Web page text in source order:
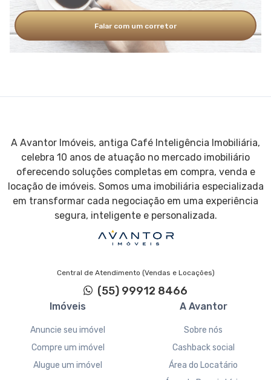
Falar com um corretor
A Avantor Imóveis, antiga Café Inteligência Imobiliária,
celebra 10 anos de atuação no mercado imobiliário
oferecendo soluções completas em compra, venda e
locação de imóveis. Somos uma imobiliária especializada
em transformar cada negociação em uma experiência
segura, inteligente e personalizada.
Central de Atendimento (Vendas e Locações)
(55) 99912 8466
Imóveis
Anuncie seu imóvel
Compre um imóvel
Alugue um imóvel
A Avantor
Sobre nós
Cashback social
Área do Locatário